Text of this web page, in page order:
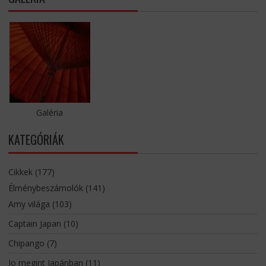
Galéria
KATEGÓRIÁK
Cikkek(177)
Élménybeszámolók(141)
Amy világa (103)
Captain Japan (10)
Chipango (7)
Jo megint Japánban (11)